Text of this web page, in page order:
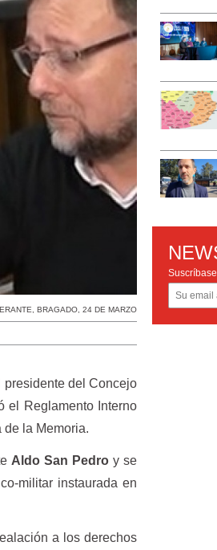
,BRAGADO ,24 DE MARZO
presidente del Concejo
el Reglamento Interno
la Memoria.
Aldo San Pedroy se
militar instaurada en
a los derechos